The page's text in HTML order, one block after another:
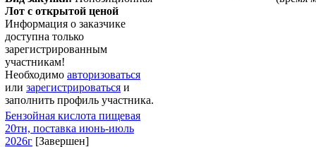
Лот с открытой ценой
Информация о заказчике
доступна только
зарегистрированным
участникам!
Необходимо авторизоваться
или зарегистрироваться и
заполнить профиль участника.
Бензойная кислота пищевая
20тн, поставка июнь-июль
2026г [Завершен]